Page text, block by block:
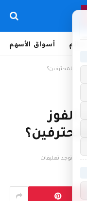
أسواق الأسهم
للمحترفين؟
لا توجد تعليقات